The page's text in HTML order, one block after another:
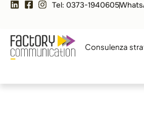
Tel: 0373-1940605
Consulenza